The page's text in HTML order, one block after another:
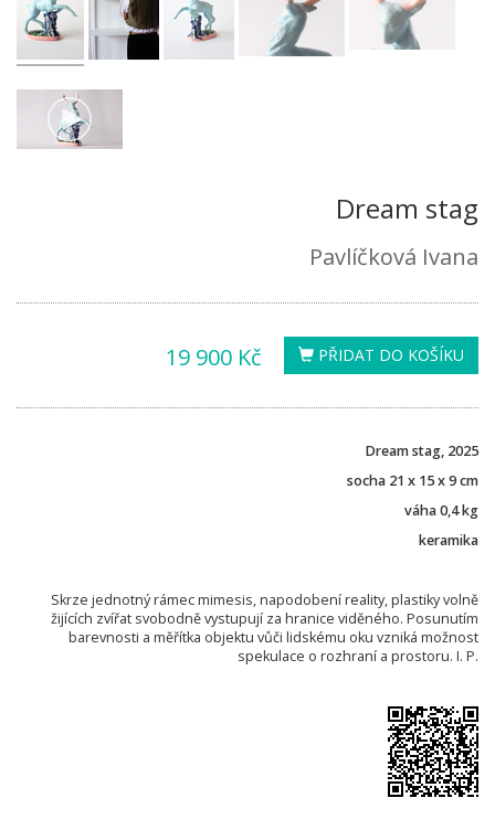
Dream stag
Pavlíčková Ivana
PŘIDAT DO KOŠÍKU
19 900 Kč
Dream stag, 2025
socha 21 x 15 x 9 cm
váha 0,4 kg
keramika
Skrze jednotný rámec mimesis, napodobení reality, plastiky volně
žijících zvířat svobodně vystupují za hranice viděného. Posunutím
barevnosti a měřítka objektu vůči lidskému oku vzniká možnost
spekulace o rozhraní a prostoru. I. P.